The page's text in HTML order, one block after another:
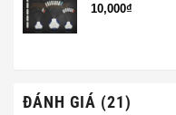
10,000₫
ĐÁNH GIÁ (21)